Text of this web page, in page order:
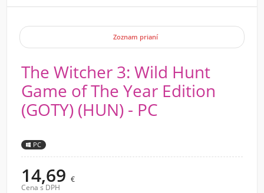
Zoznam prianí
The Witcher 3: Wild Hunt
Game of The Year Edition
(GOTY) (HUN) - PC
PC
14,69 €
Cena s DPH